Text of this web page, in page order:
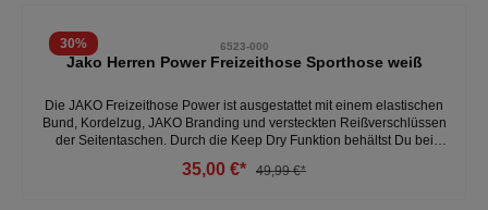
Innenfutter - Moderner Schnitt in Knöchellänge- Kontrasteinsatz in
Wabenstruktur - 100 % Polyester (recycelt)Weitere Herren
Freizeithosen unter:Herren- Kleidung- Hosen
30% 6523-000
Jako Herren Power Freizeithose Sporthose weiß
Die JAKO Freizeithose Power ist ausgestattet mit einem elastischen
Bund, Kordelzug, JAKO Branding und versteckten Reißverschlüssen
der Seitentaschen. Durch die Keep Dry Funktion behältst Du bei
Beinabschluss mit elastischem Einsatz - Seitentaschen - Elastischer
35,00 €* 49,99 €*